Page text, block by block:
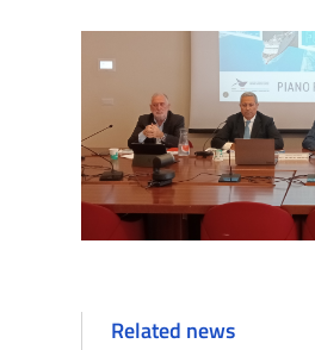
Related news